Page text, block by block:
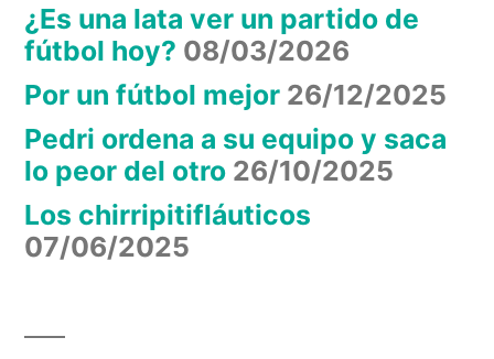
¿Es una lata ver un partido de
fútbol hoy? 08/03/2026
Por un fútbol mejor 26/12/2025
Pedri ordena a su equipo y saca
lo peor del otro 26/10/2025
Los chirripitifláuticos
07/06/2025